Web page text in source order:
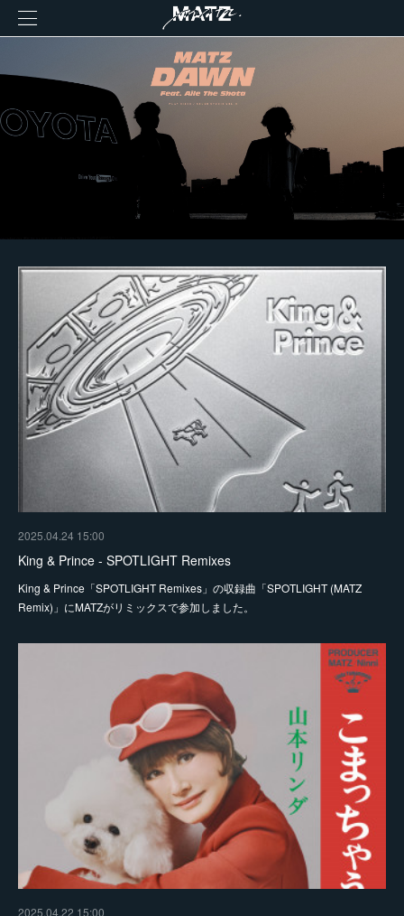
2025.04.24 15:00
King & Prince - SPOTLIGHT Remixes
King & Prince「SPOTLIGHT Remixes」の収録曲「SPOTLIGHT (MATZ
Remix)」にMATZがリミックスで参加しました。
2025.04.22 15:00